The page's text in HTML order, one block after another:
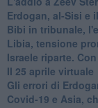
Erdogan, al-Sisi e
Bibi in tribunale,
Libia, tensione
Israele riparte.
Il 25 aprile virtuale
Gli errori di
Covid-19 e Asia,